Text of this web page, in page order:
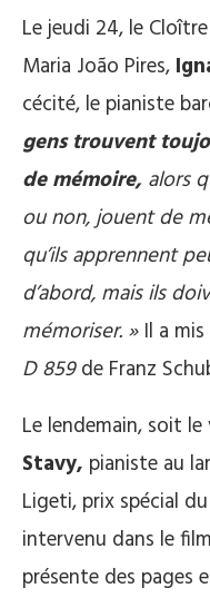
Le jeudi 24, le
Maria João Pires,
cécité, le pianiste
gens trouvent
de mémoire, alors
ou non, jouent de
qu’ils apprennent
d’abord, mais ils
mémoriser. »Il a mis
D 859de Franz
Le lendemain, soit
Stavy, pianiste au
Ligeti, prix spécial
intervenu dans le film
présente des pages